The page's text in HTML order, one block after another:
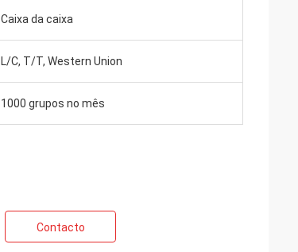
Caixa da caixa
L/C, T/T, Western Union
1000 grupos no mês
Contacto